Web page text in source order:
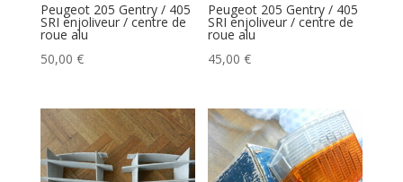
Peugeot 205 Gentry / 405
SRI enjoliveur / centre de
roue alu
50,00 €
Peugeot 205 Gentry / 405
SRI enjoliveur / centre de
roue alu
45,00€